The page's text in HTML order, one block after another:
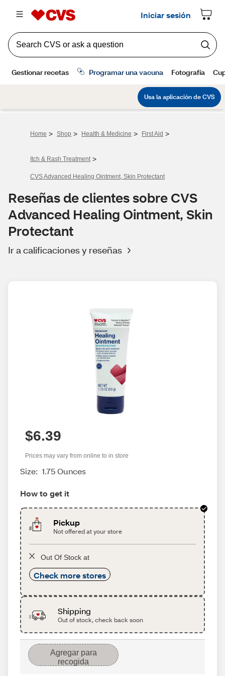
Home > Shop > Health & Medicine > First Aid >
Itch & Rash Treatment >
CVS Advanced Healing Ointment, Skin Protectant
Reseñas de clientes sobre CVS
Advanced Healing Ointment, Skin
Protectant
Ir a calificaciones y reseñas
$6.39
Prices may vary from online to in store
Size: 1.75 Ounces
How to get it
Pickup
Not offered at your store
Out Of Stock at
Check more stores
Shipping
Out of stock, check back soon
Agregar para
recogida